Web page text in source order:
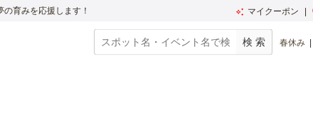
育みを応援します！ マイクーポン
春休み